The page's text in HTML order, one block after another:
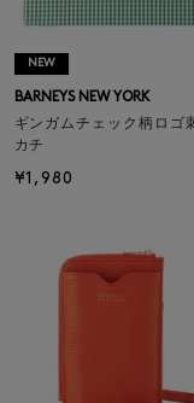
NEW
BARNEYS NEW YORK
ギンガムチェック柄ロゴ
カチ
¥1,980